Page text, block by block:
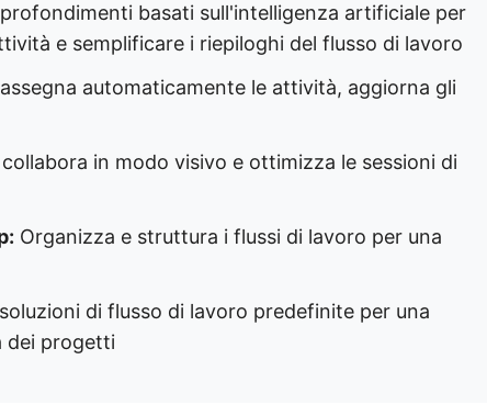
basati sull'intelligenza artificiale per
e semplificare i riepiloghi del flusso di lavoro
assegna automaticamente le attività, aggiorna gli
collabora in modo visivo e ottimizza le sessioni di
Organizza e struttura i flussi di lavoro per una
di flusso di lavoro predefinite per una
dei progetti